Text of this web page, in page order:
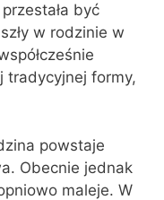
być
w rodzinie w
tradycyjnej formy,
powstaje
Obecnie jednak
maleje. W